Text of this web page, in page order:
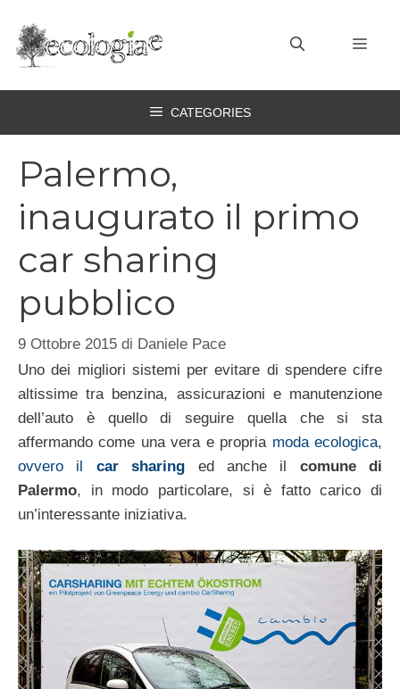
contenuto
CATEGORIES
Palermo,
inaugurato il primo
car sharing
pubblico
9 Ottobre 2015 di Daniele Pace
Uno dei migliori sistemi per evitare di spendere cifre
altissime tra benzina, assicurazioni e manutenzione
dell’auto è quello di seguire quella che si sta
affermando come una vera e propria moda ecologica,
ovvero il car sharing ed anche il comune di
Palermo, in modo particolare, si è fatto carico di
un’interessante iniziativa.